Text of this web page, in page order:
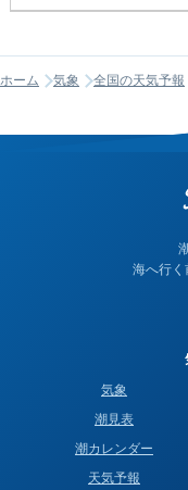
ホーム 気象 全国の天気予報
海へ行く
気象
潮見表
潮カレンダー
天気予報